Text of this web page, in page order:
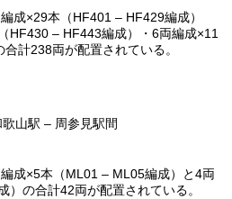
成×29本（HF401 – HF429編成）
HF430 – HF443編成）・6両編成×11
計238両が配置されている。
山駅 – 周参見駅間
成×5本（ML01 – ML05編成）と4両
の合計42両が配置されている。